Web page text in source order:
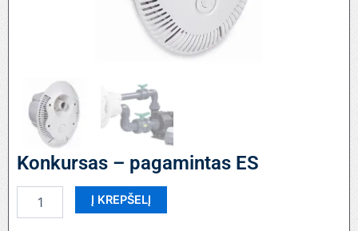
Konkursas – pagamintas ES
kiekis:
Į KREPŠELĮ